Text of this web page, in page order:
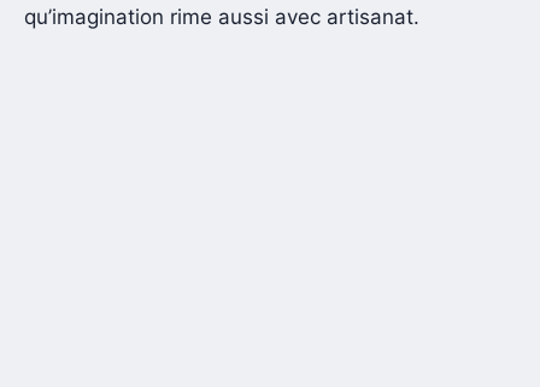
qu’imagination rime aussi avec artisanat.